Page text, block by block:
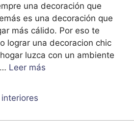
una decoración que
es una decoración que
más cálido. Por eso te
lograr una decoracion chic
luzca con un ambiente
Leer más